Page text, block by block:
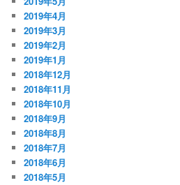
2019年4月
2019年3月
2019年2月
2019年1月
2018年12月
2018年11月
2018年10月
2018年9月
2018年8月
2018年7月
2018年6月
2018年5月